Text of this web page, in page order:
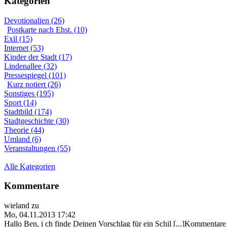
Devotionalien (26)
Postkarte nach Ehst. (10)
Exil (15)
Internet (53)
Kinder der Stadt (17)
Lindenallee (32)
Pressespiegel (101)
Kurz notiert (26)
Sonstiges (195)
Sport (14)
Stadtbild (174)
Stadtgeschichte (30)
Theorie (44)
Umland (6)
Veranstaltungen (55)
Alle Kategorien
Kommentare
wieland zu
Mo, 04.11.2013 17:42
Hallo Ben, i ch finde Deinen Vorschlag für ein Schil